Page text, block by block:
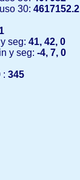
30: 4617152.2
seg: 41, 42, 0
y seg: -4, 7, 0
: 345